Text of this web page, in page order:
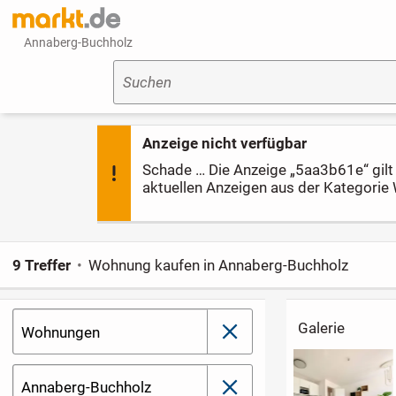
Annaberg-Buchholz
Anzeige nicht verfügbar
Schade … Die Anzeige „5aa3b61e“
aktuellen Anzeigen aus der Kategorie
Suchen
Wohnungen schließen
Annaberg-Buchholz
9 Treffer Wohnung kaufen in Annaberg-Buchholz
Galerie